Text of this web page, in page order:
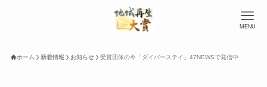
MENU
ホーム 新着情報 お知らせ 受賞団体の今「ダイバーステイ」47NEWSで発信中